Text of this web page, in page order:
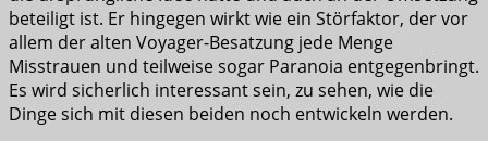
beteiligt ist. Er hingegen wirkt wie ein Störfaktor, der vor
allem der alten Voyager-Besatzung jede Menge
Misstrauen und teilweise sogar Paranoia entgegenbringt.
Es wird sicherlich interessant sein, zu sehen, wie die
Dinge sich mit diesen beiden noch entwickeln werden.